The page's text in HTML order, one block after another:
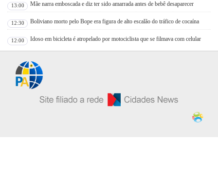
13:00 Mãe narra emboscada e diz ter sido amarrada antes de bebê desaparecer
12:30 Boliviano morto pelo Bope era figura de alto escalão do tráfico de cocaína
12:00 Idoso em bicicleta é atropelado por motociclista que se filmava com celular